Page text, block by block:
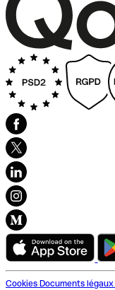
Cookies Documents légaux